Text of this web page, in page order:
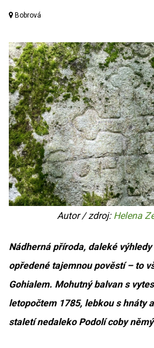
Bobrová
Autor / zdroj: Helena
Nádherná příroda, daleké
opředené tajemnou pověstí – to
Gohialem. Mohutný balvan s
letopočtem 1785, lebkou s hnáty
staletí nedaleko Podolí coby